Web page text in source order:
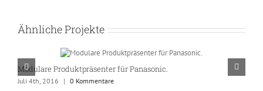
Ähnliche Projekte
Modulare Produktpräsenter für Panasonic.
Juli 4th, 2016 | 0 Kommentare